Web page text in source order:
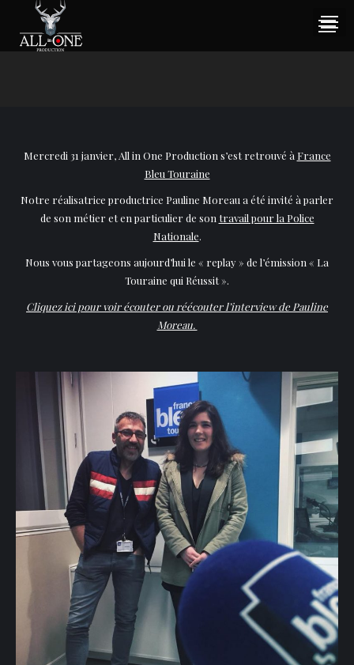
Mercredi 31 janvier, All in One Production s’est retrouvé à France
Bleu Touraine
Notre réalisatrice productrice Pauline Moreau a été invité à parler
de son métier et en particulier de son travail pour la Police
Nationale.
Nous vous partageons aujourd’hui le « replay » de l’émission « La
Touraine qui Réussit ».
Cliquez ici pour voir écouter ou réécouter l’interview de Pauline
Moreau.